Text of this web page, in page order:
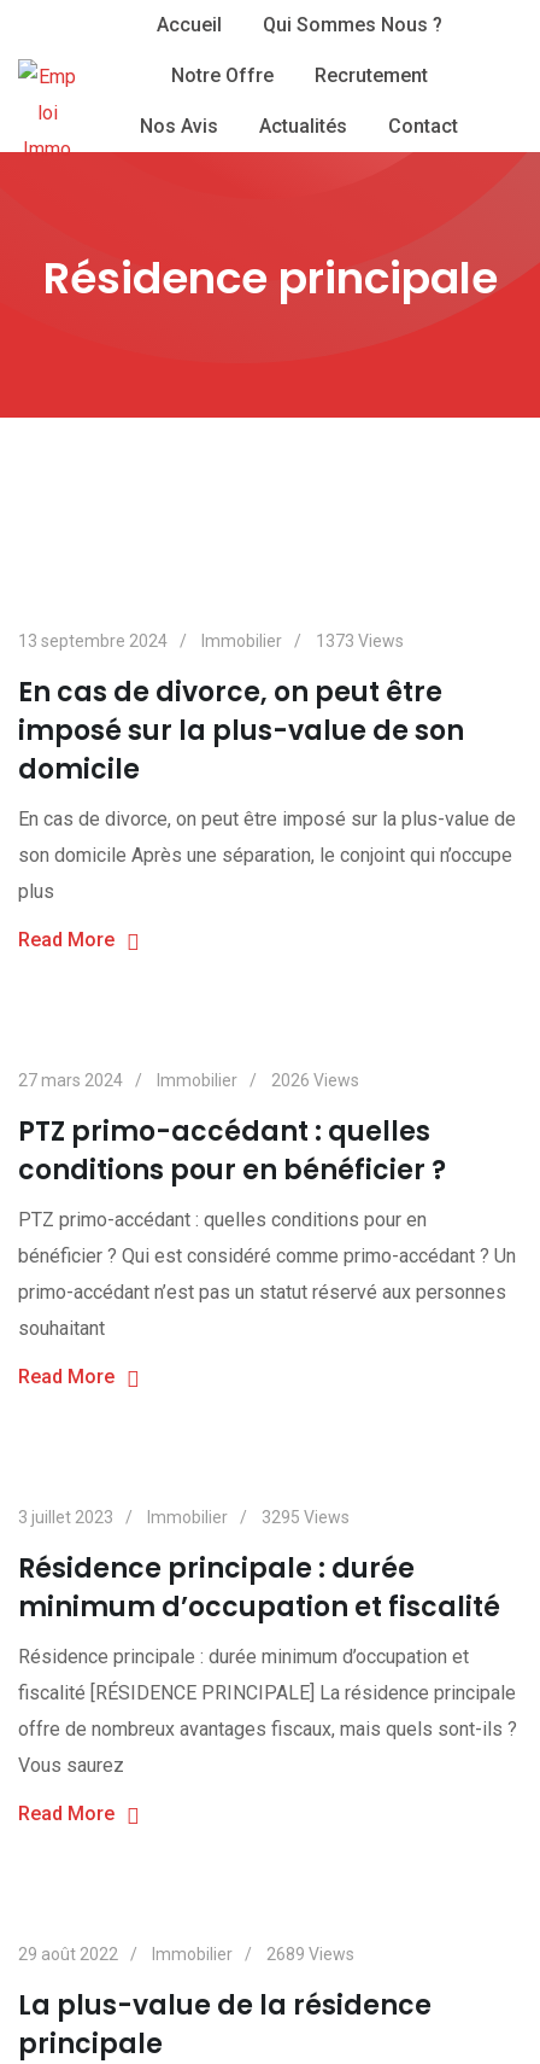
content
Accueil Qui Sommes Nous ?
Notre Offre Recrutement
Nos Avis Actualités Contact
Résidence principale
13 septembre 2024 Immobilier 1373 Views
En cas de divorce, on peut être
imposé sur la plus-value de son
domicile
En cas de divorce, on peut être imposé sur la plus-value de
son domicile Après une séparation, le conjoint qui n’occupe
plus
Read More
27 mars 2024 Immobilier 2026 Views
PTZ primo-accédant : quelles
conditions pour en bénéficier ?
PTZ primo-accédant : quelles conditions pour en
bénéficier ? Qui est considéré comme primo-accédant ? Un
primo-accédant n’est pas un statut réservé aux personnes
souhaitant
Read More
3 juillet 2023 Immobilier 3295 Views
Résidence principale : durée
minimum d’occupation et fiscalité
Résidence principale : durée minimum d’occupation et
fiscalité [RÉSIDENCE PRINCIPALE] La résidence principale
offre de nombreux avantages fiscaux, mais quels sont-ils ?
Vous saurez
Read More
29 août 2022 Immobilier 2689 Views
La plus-value de la résidence
principale